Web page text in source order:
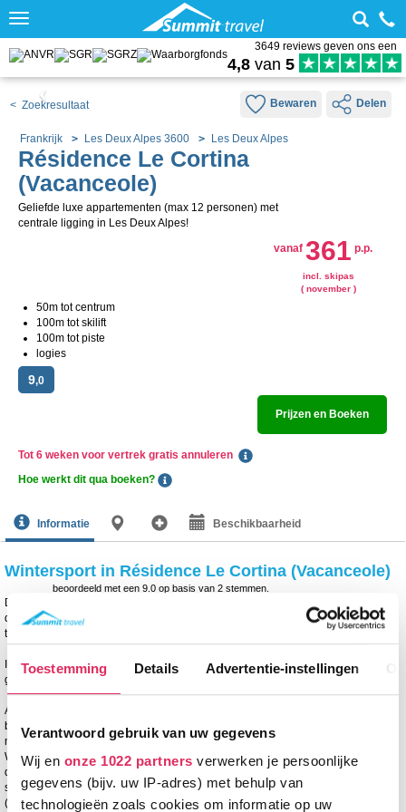
Toestemming Details Advertentie-instellingen
Verantwoord gebruik van uw gegevens
Wij en onze 1022 partners verwerken je persoonlijke
gegevens (bijv. uw IP-adres) met behulp van
technologieën zoals cookies om informatie op uw
Toggle
3649 reviews geven ons een
4,8 van 5
< Zoekresultaat Bewaren Delen
Frankrijk Les Deux Alpes 3600 Les Deux Alpes
Résidence Le Cortina
(Vacanceole)
Geliefde luxe appartementen (max 12 personen) met
centrale ligging in Les Deux Alpes!
vanaf 361 p.p.
incl. skipas
( november )
50m tot centrum
100m tot skilift
100m tot piste
logies
9,0
Prijzen en Boeken
Tot 6 weken voor vertrek gratis annuleren
Hoe werkt dit qua boeken?
Informatie Beschikbaarheid
Wintersport in Résidence Le Cortina (Vacanceole)
beoordeeld met een 9.0 op basis van 2 stemmen.
Dit luxueuze Résidence Le Cortina (Vacanceole) is perfect centraal gelegen in
de directe omgeving van restaurants, winkels en op slechts 100 meter van de
télécabine du Diable in Les Deux Alpes.
In totaal zijn er 15 appartementen van verschillende omvang in het gebouw
gevestigd. Je kunt de auto tegen betaling parkeren in het dorp.
Alle ruime appartementen van Résidence Le Cortina (Vacanceole) hebben een
balkon/terras, woonkamer met lcd-tv en dvd-speler, compleet ingerichte keuken
met o.a. oven, magnetron, koelkast, vaatwasmachine en kookplaten. Ook is er
Wi-Fi aanwezig (tegen betaling). Niemand hoeft in de woonkamer te slapen! In
de slaapkamers vind je een 2-persoonsbed, 2 1-persoonsbedden of een
stapelbed. In de hieronder genoemde cabine en slaapnis staat een stapelbed
(bovenste deel niet aan te raden voor kids onder de 6 jaar).